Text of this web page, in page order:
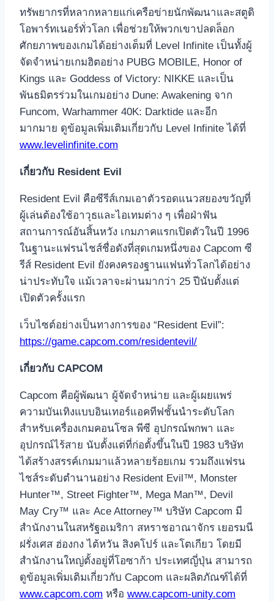
ทรัพยากรที่หลากหลายแก่เครือข่ายนักพัฒนาและสตูดิ
โอพาร์ทเนอร์ทั่วโลก เพื่อช่วยให้พวกเขาปลดล็อก
ศักยภาพของเกมได้อย่างเต็มที่ Level Infinite เป็นทั้งผู้
จัดจำหน่ายเกมฮิตอย่าง PUBG MOBILE, Honor of
Kings และ Goddess of Victory: NIKKE และเป็น
พันธมิตรร่วมในเกมอย่าง Dune: Awakening จาก
Funcom, Warhammer 40K: Darktide และอีก
มากมาย ดูข้อมูลเพิ่มเติมเกี่ยวกับ Level Infinite ได้ที่
www.levelinfinite.com
เกี่ยวกับ Resident Evil
Resident Evil คือซีรีส์เกมเอาตัวรอดแนวสยองขวัญที่
ผู้เล่นต้องใช้อาวุธและไอเทมต่าง ๆ เพื่อฝ่าฟัน
สถานการณ์อันสิ้นหวัง เกมภาคแรกเปิดตัวในปี 1996
ในฐานะแฟรนไชส์ชื่อดังที่สุดเกมหนึ่งของ Capcom ซี
รีส์ Resident Evil ยังคงครองฐานแฟนทั่วโลกได้อย่าง
น่าประทับใจ แม้เวลาจะผ่านมากว่า 25 ปีนับตั้งแต่
เปิดตัวครั้งแรก
เว็บไซต์อย่างเป็นทางการของ “Resident Evil”:
https://game.capcom.com/residentevil/
เกี่ยวกับ CAPCOM
Capcom คือผู้พัฒนา ผู้จัดจำหน่าย และผู้เผยแพร่
ความบันเทิงแบบอินเทอร์แอคทีฟชั้นนำระดับโลก
สำหรับเครื่องเกมคอนโซล พีซี อุปกรณ์พกพา และ
อุปกรณ์ไร้สาย นับตั้งแต่ที่ก่อตั้งขึ้นในปี 1983 บริษัท
ได้สร้างสรรค์เกมมาแล้วหลายร้อยเกม รวมถึงแฟรน
ไชส์ระดับตำนานอย่าง Resident Evil™, Monster
Hunter™, Street Fighter™, Mega Man™, Devil
May Cry™ และ Ace Attorney™ บริษัท Capcom มี
สำนักงานในสหรัฐอเมริกา สหราชอาณาจักร เยอรมนี
ฝรั่งเศส ฮ่องกง ไต้หวัน สิงคโปร์ และโตเกียว โดยมี
สำนักงานใหญ่ตั้งอยู่ที่โอซาก้า ประเทศญี่ปุ่น สามารถ
ดูข้อมูลเพิ่มเติมเกี่ยวกับ Capcom และผลิตภัณฑ์ได้ที่
www.capcom.com หรือ www.capcom-unity.com